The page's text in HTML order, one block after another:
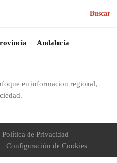
Buscar
Andalucía
en informacion regional,
Política de Privacidad
Configuración de Cookies